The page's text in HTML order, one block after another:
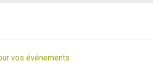
vos événements